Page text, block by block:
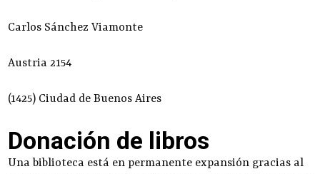
Carlos Sánchez Viamonte
Austria 2154
(1425) Ciudad de Buenos Aires
Donación de libros
Una biblioteca está en permanente expansión gracias al